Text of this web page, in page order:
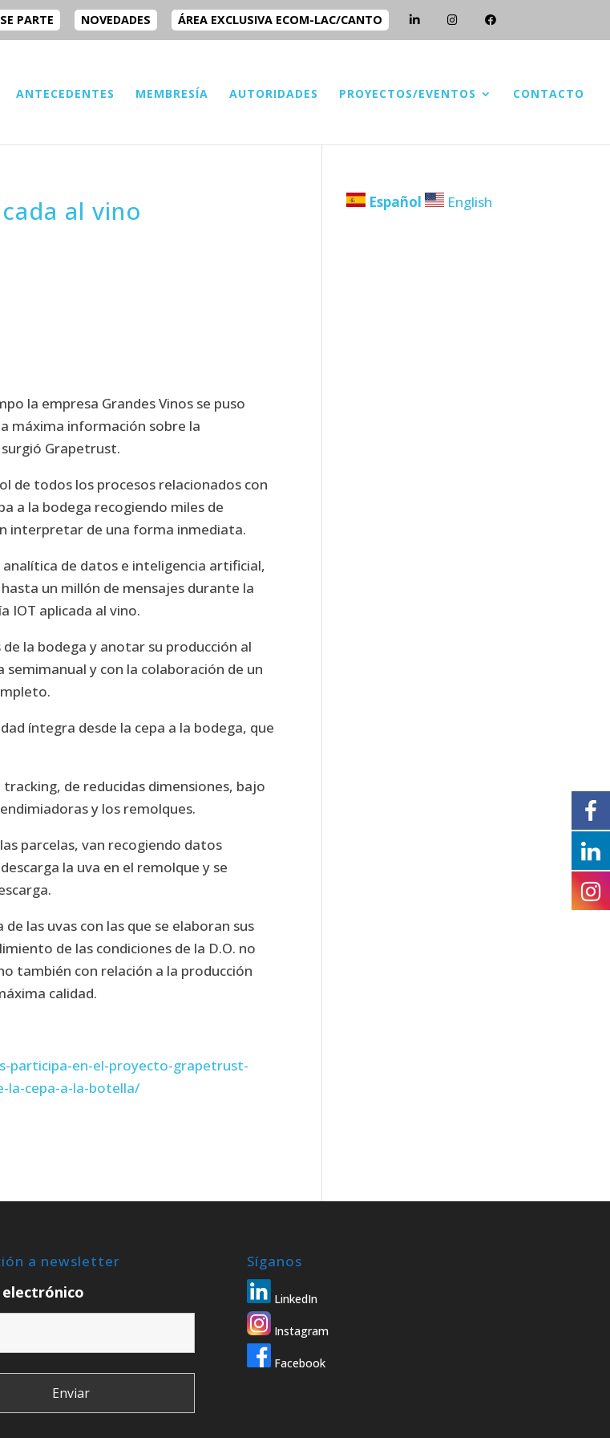
SE PARTE NOVEDADES ÁREA EXCLUSIVA ECOM-LAC/CANTO
ANTECEDENTES MEMBRESÍA AUTORIDADES PROYECTOS/EVENTOS CONTACTO
al vino
la empresa Grandes Vinos se puso
máxima información sobre la
surgió Grapetrust.
de todos los procesos relacionados con
a la bodega recogiendo miles de
interpretar de una forma inmediata.
de datos e inteligencia artificial,
un millón de mensajes durante la
IOT aplicada al vino.
la bodega y anotar su producción al
y con la colaboración de un
íntegra desde la cepa a la bodega, que
de reducidas dimensiones, bajo
y los remolques.
parcelas, van recogiendo datos
la uva en el remolque y se
las uvas con las que se elaboran sus
de las condiciones de la D.O. no
también con relación a la producción
calidad.
participa-en-el-proyecto-grapetrust-
la-cepa-a-la-botella/
Español English
a newsletter Síganos
LinkedIn
Instagram
Facebook